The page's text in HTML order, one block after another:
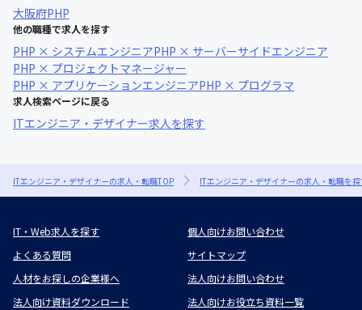
大阪府PHP
他の職種で求人を探す
PHP × システムエンジニアPHP × サーバーサイドエンジニア
PHP × プロジェクトマネージャー
PHP × アプリケーションエンジニアPHP × プログラマ
求人検索ページに戻る
ITエンジニア・デザイナー求人を探す
ITエンジニア・デザイナーの求人・転職TOP ITエンジニア・デザイナーの求人・転職を
IT・Web求人を探す
個人向けお問い合わせ
よくある質問
サイトマップ
人材をお探しの企業様へ
法人向けお問い合わせ
法人向け資料ダウンロード
法人向けお役立ち資料一覧